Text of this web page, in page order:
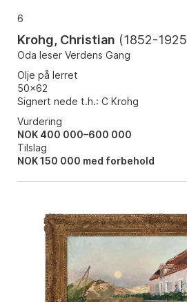
6
Krohg, Christian (1852-1925
Oda leser Verdens Gang
Olje på lerret
50x62
Signert nede t.h.: C Krohg
Vurdering
NOK 400 000–600 000
Tilslag
NOK150 000 med forbehold